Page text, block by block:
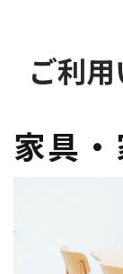
ご利
家具